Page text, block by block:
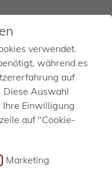
verwendet.
während es
auf
Diese Auswahl
Ihre Einwilligung
auf "Cookie-
Marketing